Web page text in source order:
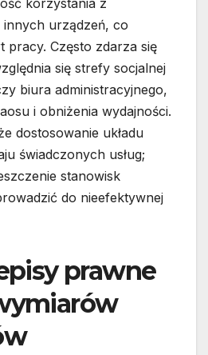
korzystania z
urządzeń, co
pracy. Często zdarza się
się strefy socjalnej
biura administracyjnego,
i obniżenia wydajności.
dostosowanie układu
świadczonych usług;
stanowisk
do nieefektywnej
prawne